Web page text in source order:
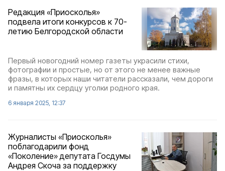
Редакция «Приосколья»
подвела итоги конкурсов к 70-
летию Белгородской области
Первый новогодний номер газеты украсили стихи,
фотографии и простые, но от этого не менее важные
фразы, в которых наши читатели рассказали, чем дороги
и памятны их сердцу уголки родного края.
6 января 2025, 12:37
Журналисты «Приосколья»
поблагодарили фонд
«Поколение» депутата Госдумы
Андрея Скоча за поддержку